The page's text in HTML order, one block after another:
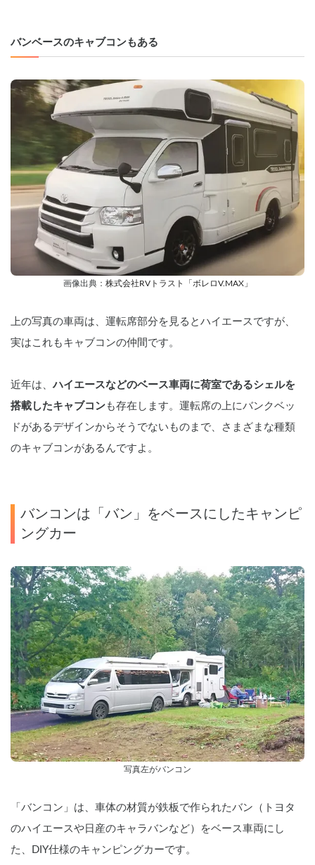
バンベースのキャブコンもある
画像出典： 株式会社RVトラスト「ボレロV.MAX」
上の写真の車両は、運転席部分を見るとハイエースですが、
実はこれもキャブコンの仲間です。
近年は、ハイエースなどのベース車両に荷室であるシェルを
搭載したキャブコン も存在します。運転席の上にバンクベッ
ドがあるデザインからそうでないものまで、さまざまな種類
のキャブコンがあるんですよ。
バンコンは「バン」をベースにしたキャンピ
ングカー
写真左がバンコン
「バンコン」は、車体の材質が鉄板で作られたバン（トヨタ
のハイエースや日産のキャラバンなど）をベース車両にし
た、DIY仕様のキャンピングカーです。